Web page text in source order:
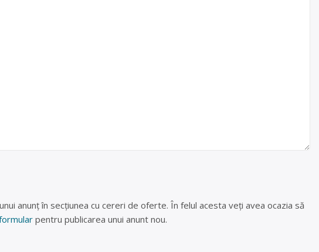
anunț în secțiunea cu cereri de oferte. În felul acesta veți avea ocazia să
pentru publicarea unui anunt nou.